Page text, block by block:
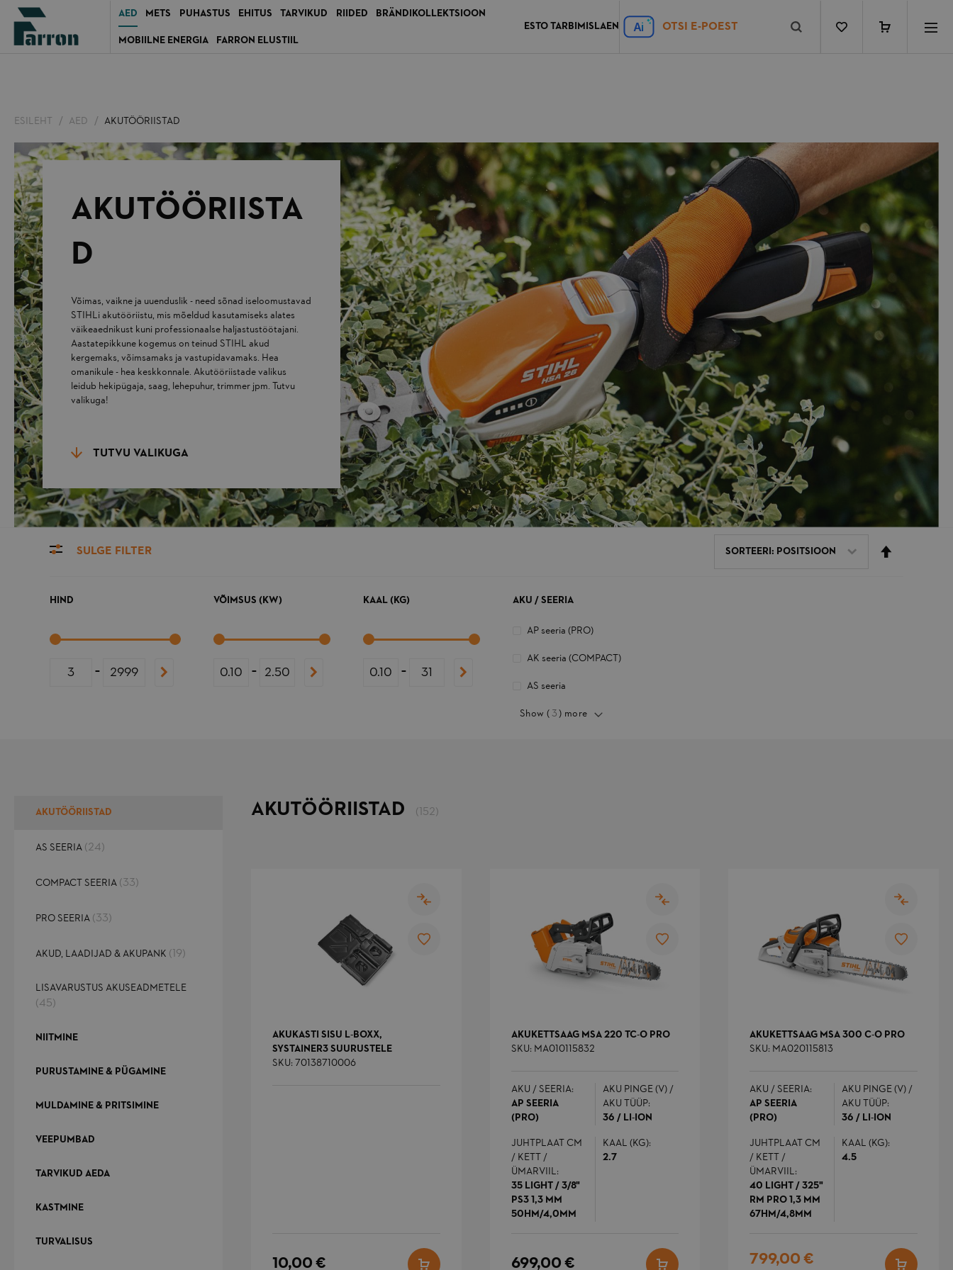
AED METS PUHASTUS EHITUS TARVIKUD RIIDED
BRÄNDIKOLLEKTSIOON
MOBIILNE ENERGIA
FARRON ELUSTIIL
ESTO TARBIMISLAEN Ai
ESILEHT AED AKUTÖÖRIISTAD
AKUTÖÖRIISTA
D
Võimas, vaikne ja uuenduslik - need sõnad iseloomustavad
STIHLi akutööriistu, mis mõeldud kasutamiseks alates
väikeaednikust kuni professionaalse haljastustöötajani.
Aastatepikkune kogemus on teinud STIHL akud
kergemaks, võimsamaks ja vastupidavamaks. Hea
omanikule - hea keskkonnale. Akutööriistade valikus
leidub hekipügaja, saag, lehepuhur, trimmer jpm. Tutvu
valikuga!
TUTVU VALIKUGA
SULGE FILTER
HIND
-
VÕIMSUS (KW)
-
KAAL (KG)
-
AKU / SEERIA
AP seeria (PRO)
AK seeria (COMPACT)
AS seeria
Show ( 3) more
SORTEERI: POSITSIOON
AKUTÖÖRIISTAD
AS SEERIA (24)
COMPACT SEERIA (33)
PRO SEERIA (33)
AKUD, LAADIJAD & AKUPANK (19)
LISAVARUSTUS AKUSEADMETELE
(45)
NIITMINE
PURUSTAMINE & PÜGAMINE
MULDAMINE & PRITSIMINE
VEEPUMBAD
TARVIKUD AEDA
KASTMINE
TURVALISUS
AKUTÖÖRIISTAD (152)
AKUKASTI SISU L-BOXX,
SYSTAINER3 SUURUSTELE
SKU: 70138710006
10,00 €
AKUKETTSAAG MSA 220 TC-O PRO
SKU: MA010115832
AKU / SEERIA:
AP SEERIA
(PRO)
AKU PINGE (V) /
AKU TÜÜP:
36 / LI-ION
JUHTPLAAT CM
/ KETT /
ÜMARVIIL:
35 LIGHT / 3/8"
PS3 1,3 MM
50HM/4,0MM
KAAL (KG):
2.7
699,00 €
AKUKETTSAAG MSA 300 C-O PRO
SKU: MA020115813
AKU / SEERIA:
AP SEERIA
(PRO)
AKU PINGE (V) /
AKU TÜÜP:
36 / LI-ION
JUHTPLAAT CM
/ KETT /
ÜMARVIIL:
40 LIGHT / 325"
RM PRO 1,3 MM
67HM/4,8MM
KAAL (KG):
4.5
Soodushind
799,00 €